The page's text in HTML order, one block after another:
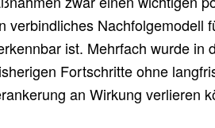
verbindliches Nachfolgemodell
ist. Mehrfach wurde in
Fortschritte ohne
an Wirkung verlieren